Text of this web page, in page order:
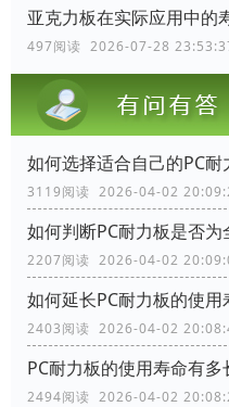
亚克力板在实际应用中的
497阅读 2026-07-28
如何选择适合自己的PC耐
3119阅读 2026-04-02
如何判断PC耐力板是否为
2207阅读 2026-04-02
如何延长PC耐力板的使用
2403阅读 2026-04-02
PC耐力板的使用寿命有多
2494阅读 2026-04-02